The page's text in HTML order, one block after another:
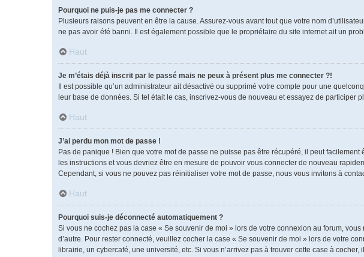
Pourquoi ne puis-je pas me connecter ?
Plusieurs raisons peuvent en être la cause. Assurez-vous avant tout que votre nom
ne pas avoir été banni. Il est également possible que le propriétaire du site internet ait un
Haut
Je m’étais déjà inscrit par le passé mais ne peux à présent plus me connecter ?!
Il est possible qu’un administrateur ait désactivé ou supprimé votre compte pour une
leur base de données. Si tel était le cas, inscrivez-vous de nouveau et essayez de participer
Haut
J’ai perdu mon mot de passe !
Pas de panique ! Bien que votre mot de passe ne puisse pas être récupéré, il peut
les instructions et vous devriez être en mesure de pouvoir vous connecter de nouveau
Cependant, si vous ne pouvez pas réinitialiser votre mot de passe, nous vous invitons à
Haut
Pourquoi suis-je déconnecté automatiquement ?
Si vous ne cochez pas la case « Se souvenir de moi » lors de votre connexion au forum,
d’autre. Pour rester connecté, veuillez cocher la case « Se souvenir de moi » lors de votre
librairie, un cybercafé, une université, etc. Si vous n’arrivez pas à trouver cette case à